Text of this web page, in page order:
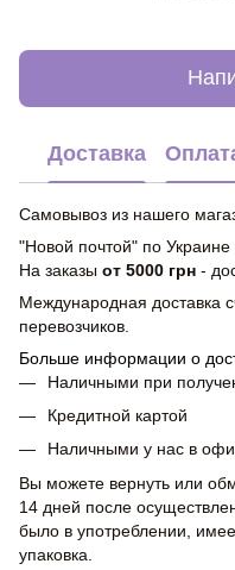
Доставка
Самовывоз из нашего
"Новой почтой" по
На заказы от 5000 грн -
Международная доставка
перевозчиков.
Больше информации о
Наличными при
Кредитной картой
Наличными у нас в
Вы можете вернуть или
14 дней после
было в употреблении,
упаковка.